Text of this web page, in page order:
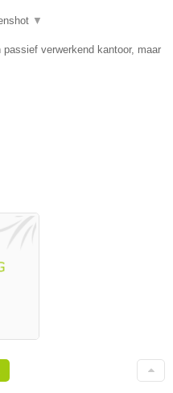
▼
verwerkend kantoor, maar